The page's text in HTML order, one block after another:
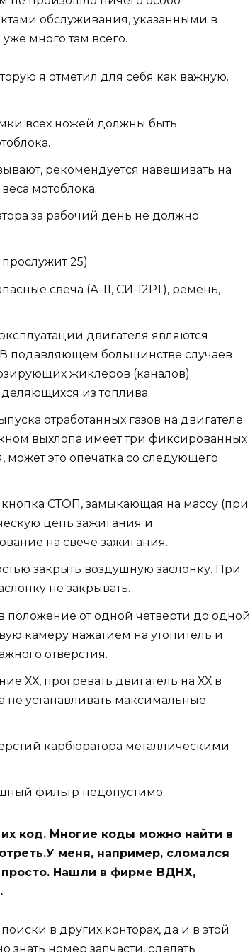
обслуживания, указанными в
много там всего.
я отметил для себя как важную.
всех ножей должны быть
рекомендуется навешивать на
мотоблока.
за рабочий день не должно
25).
свеча (А-11, СИ-12РТ), ремень,
двигателя являются
подавляющем большинстве случаев
жиклеров (каналов)
из топлива.
отработанных газов на двигателе
выхлопа имеет три фиксированных
может это опечатка со следующего
СТОП, замыкающая на массу (при
цепь зажигания и
на свече зажигания.
закрыть воздушную заслонку. При
не закрывать.
положение от одной четверти до одной
камеру нажатием на утопитель и
отверстия.
ХХ, прогревать двигатель на ХХ в
не устанавливать максимальные
карбюратора металлическими
фильтр недопустимо.
их код. Многие коды можно найти в
меня, например, сломался
просто. Нашли в фирме ВДНХ,
в других конторах, да и в этой
знать номер запчасти, сделать